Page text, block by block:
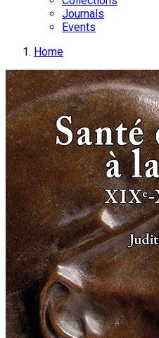
Journals
Events
Home